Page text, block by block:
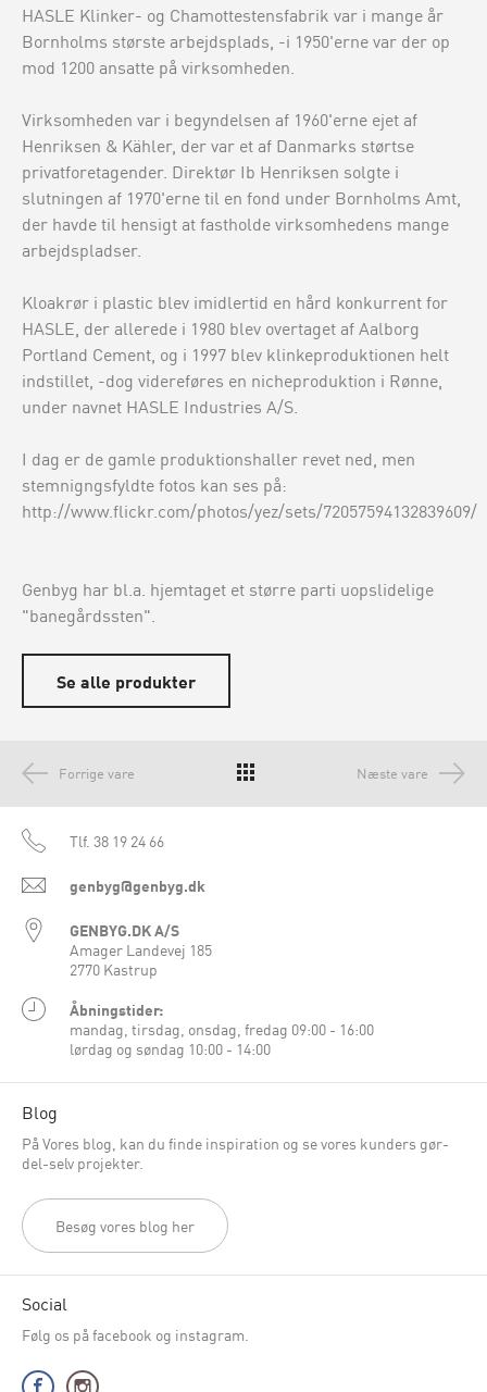
HASLE Klinker- og Chamottestensfabrik var i mange år
Bornholms største arbejdsplads, -i 1950'erne var der op
mod 1200 ansatte på virksomheden.
Virksomheden var i begyndelsen af 1960'erne ejet af
Henriksen & Kähler, der var et af Danmarks størtse
privatforetagender. Direktør Ib Henriksen solgte i
slutningen af 1970'erne til en fond under Bornholms Amt,
der havde til hensigt at fastholde virksomhedens mange
arbejdspladser.
Kloakrør i plastic blev imidlertid en hård konkurrent for
HASLE, der allerede i 1980 blev overtaget af Aalborg
Portland Cement, og i 1997 blev klinkeproduktionen helt
indstillet, -dog videreføres en nicheproduktion i Rønne,
under navnet HASLE Industries A/S.
I dag er de gamle produktionshaller revet ned, men
stemnigngsfyldte fotos kan ses på:
http://www.flickr.com/photos/yez/sets/72057594132839609/
Genbyg har bl.a. hjemtaget et større parti uopslidelige
"banegårdssten".
Se alle produkter
Forrige vare Næste vare
Tlf. 38 19 24 66
genbyg@genbyg.dk
GENBYG.DK A/S
Amager Landevej 185
2770 Kastrup
Åbningstider:
mandag, tirsdag, onsdag, fredag 09:00 - 16:00
lørdag og søndag 10:00 - 14:00
Blog
På Vores blog, kan du finde inspiration og se vores kunders gør-
del-selv projekter.
Besøg vores blog her
Social
Følg os på facebook og instagram.